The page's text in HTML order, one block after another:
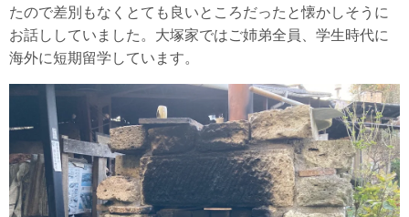
たので差別もなくとても良いところだったと懐かしそうに
お話ししていました。大塚家ではご姉弟全員、学生時代に
海外に短期留学しています。